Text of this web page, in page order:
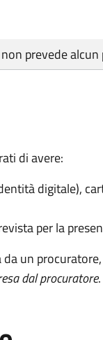
prevede
di avere:
digitale),
per la
un
dal procuratore.